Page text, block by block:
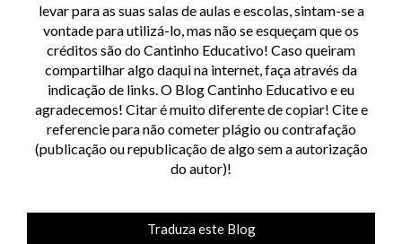
levar para as suas salas de aulas e escolas, sintam-se a
vontade para utilizá-lo, mas não se esqueçam que os
créditos são do Cantinho Educativo! Caso queiram
compartilhar algo daqui na internet, faça através da
indicação de links. O Blog Cantinho Educativo e eu
agradecemos! Citar é muito diferente de copiar! Cite e
referencie para não cometer plágio ou contrafação
(publicação ou republicação de algo sem a autorização
do autor)!
Traduza este Blog